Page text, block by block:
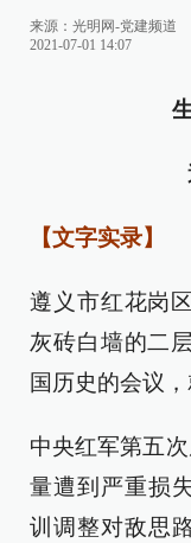
来源： 光明网-党建频道
2021-07-01 14:07
【文字实录】
遵义市红花岗
灰砖白墙的二
国历史的会议，
中央红军第五
量遭到严重损
训调整对敌思